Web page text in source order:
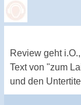
Review geht
Text von "zum
und den